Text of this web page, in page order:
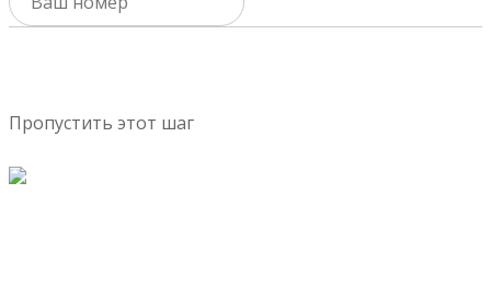
Пропустить этот шаг